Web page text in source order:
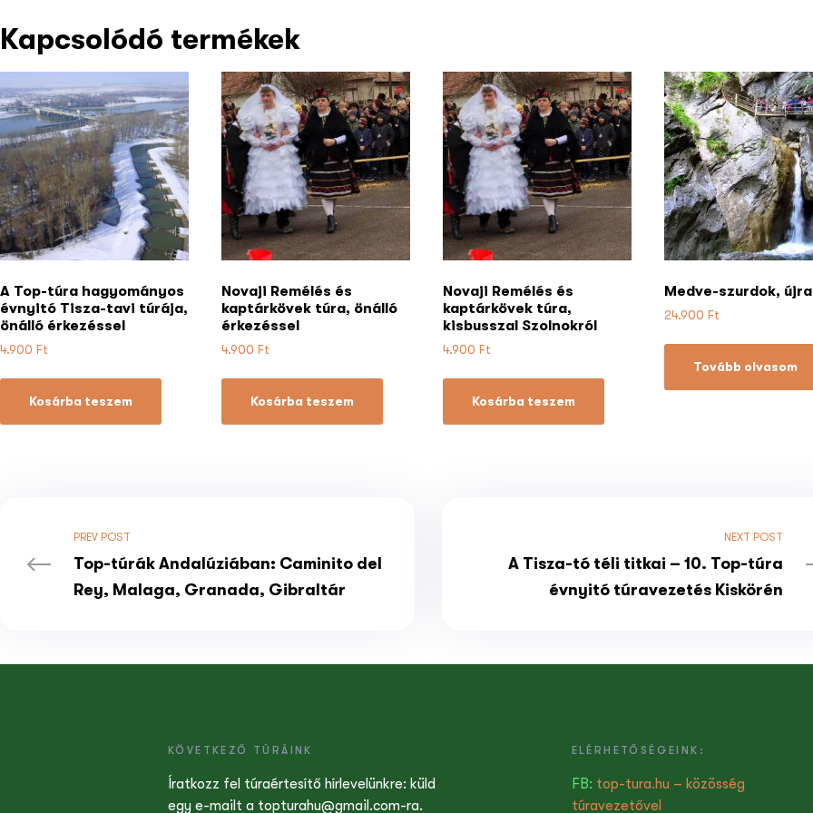
Kapcsolódó termékek
A Top-túra hagyományos
évnyitó Tisza-tavi túrája,
önálló érkezéssel
4.900 Ft
Kosárba teszem
Novaji Remélés és
kaptárkövek túra, önálló
érkezéssel
4.900 Ft
Kosárba teszem
Novaji Remélés és
kaptárkövek túra,
kisbusszal Szolnokról
4.900 Ft
Kosárba teszem
Medve-szurdok,
24.900 Ft
Tovább olvasom
PREV POST
Top-túrák Andalúziában: Caminito del
Rey, Malaga, Granada, Gibraltár
NEXT POST
A Tisza-tó téli titkai – 10. Top-túra
évnyitó túravezetés Kiskörén
KÖVETKEZŐ TÚRÁINK
Íratkozz fel túraértesítő hírlevelünkre: küld
egy e-mailt a topturahu@gmail.com-ra.
ELÉRHETŐSÉGEINK:
FB: top-tura.hu – közösség
túravezetővel